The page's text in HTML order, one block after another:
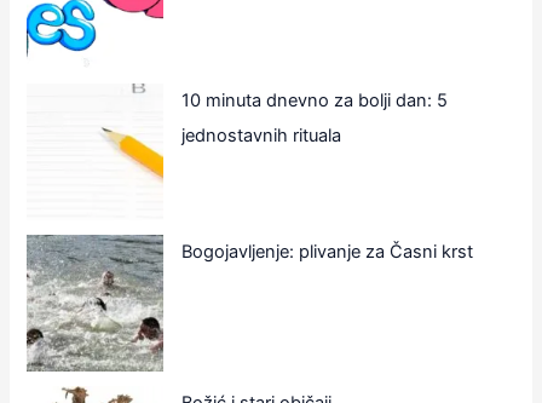
10 minuta dnevno za bolji dan: 5
jednostavnih rituala
Bogojavljenje: plivanje za Časni krst